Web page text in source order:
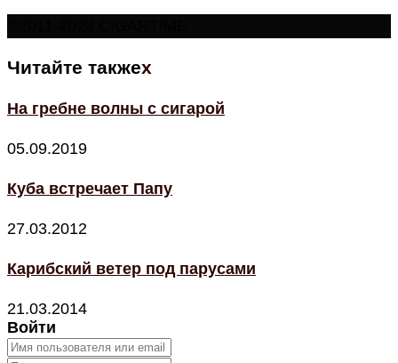
Читайте такжеx
На гребне волны с сигарой
05.09.2019
Куба встречает Папу
27.03.2012
Карибский ветер под парусами
21.03.2014
Войти